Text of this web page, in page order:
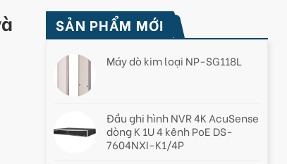
SẢN PHẨM MỚI
Máy dò kim loại NP-SG118L
Đầu ghi hình NVR 4K AcuSense
dòng K 1U 4 kênh PoE DS-
7604NXI-K1/4P